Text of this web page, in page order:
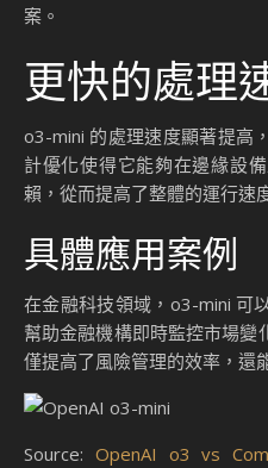
案。
更快的處理
o3-mini 的處理速度顯著提高
計優化使得它能夠在邊緣設
賴，從而提高了整體的運行速
具體應用案例
在金融科技領域，o3-mini 可
幫助金融機構即時監控市場變
僅提高了風險管理的效率，還
Source: OpenAI o3 vs